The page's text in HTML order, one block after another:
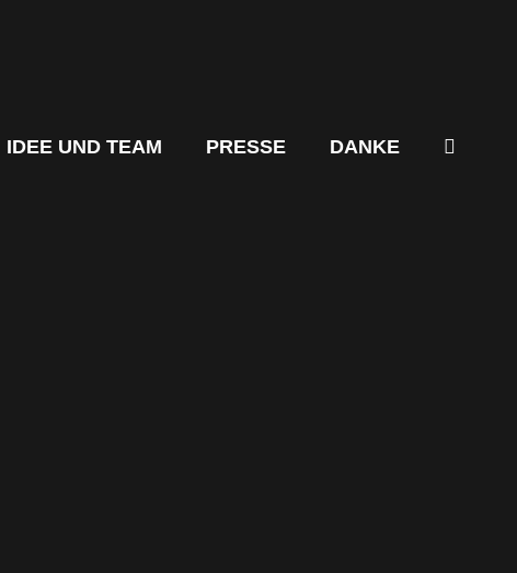
IDEE UND TEAM PRESSE DANKE